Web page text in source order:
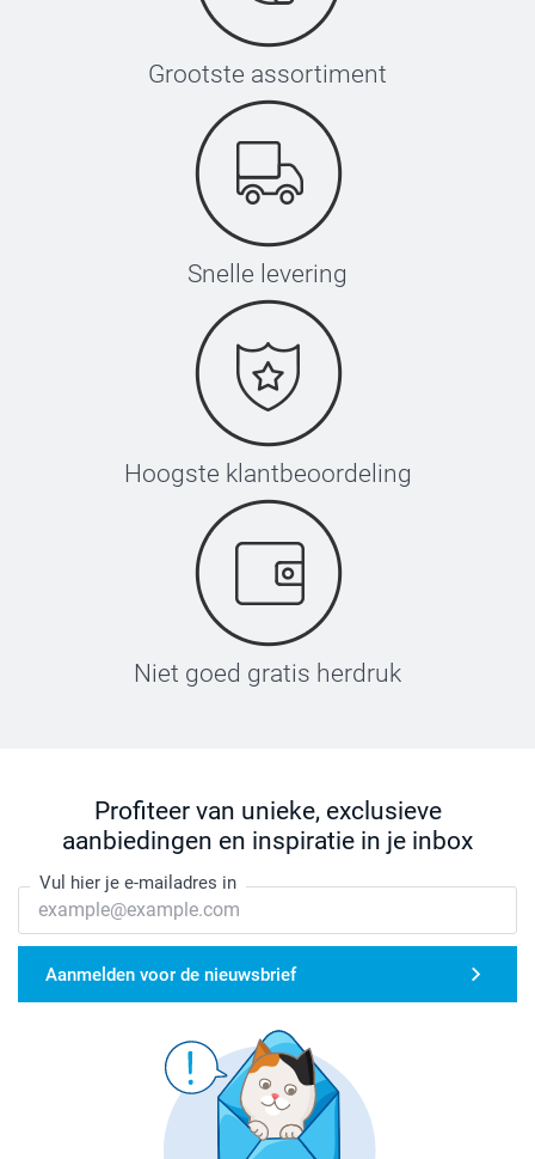
Grootste assortiment
Snelle levering
Hoogste klantbeoordeling
Niet goed gratis herdruk
Profiteer van unieke, exclusieve
aanbiedingen en inspiratie in je inbox
Vul hier je e-mailadres in
Aanmelden voor de nieuwsbrief